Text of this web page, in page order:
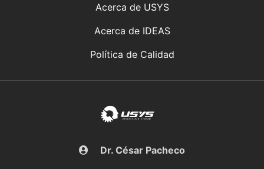
Acerca de USYS
Acerca de IDEAS
Política de Calidad
Dr. César Pacheco